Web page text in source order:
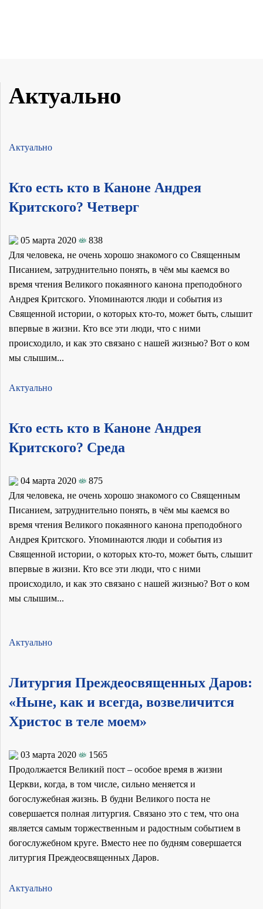
Актуально
Актуально
Кто есть кто в Каноне Андрея
Критского? Четверг
05 марта 2020
838
Для человека, не очень хорошо знакомого со Священным
Писанием, затруднительно понять, в чём мы каемся во
время чтения Великого покаянного канона преподобного
Андрея Критского. Упоминаются люди и события из
Священной истории, о которых кто-то, может быть, слышит
впервые в жизни. Кто все эти люди, что с ними
происходило, и как это связано с нашей жизнью? Вот о ком
мы слышим...
Актуально
Кто есть кто в Каноне Андрея
Критского? Среда
04 марта 2020
875
Для человека, не очень хорошо знакомого со Священным
Писанием, затруднительно понять, в чём мы каемся во
время чтения Великого покаянного канона преподобного
Андрея Критского. Упоминаются люди и события из
Священной истории, о которых кто-то, может быть, слышит
впервые в жизни. Кто все эти люди, что с ними
происходило, и как это связано с нашей жизнью? Вот о ком
мы слышим...
Актуально
Литургия Преждеосвященных Даров:
«Ныне, как и всегда, возвеличится
Христос в теле моем»
03 марта 2020
1565
Продолжается Великий пост – особое время в жизни
Церкви, когда, в том числе, сильно меняется и
богослужебная жизнь. В будни Великого поста не
совершается полная литургия. Связано это с тем, что она
является самым торжественным и радостным событием в
богослужебном круге. Вместо нее по будням совершается
литургия Преждеосвященных Даров.
Актуально